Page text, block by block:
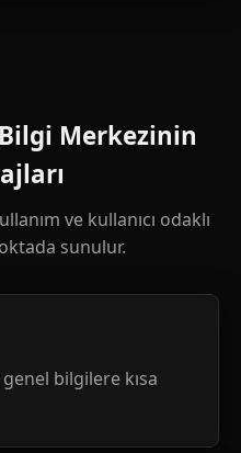
Merkezinin
ve kullanıcı odaklı
sunulur.
bilgilere kısa